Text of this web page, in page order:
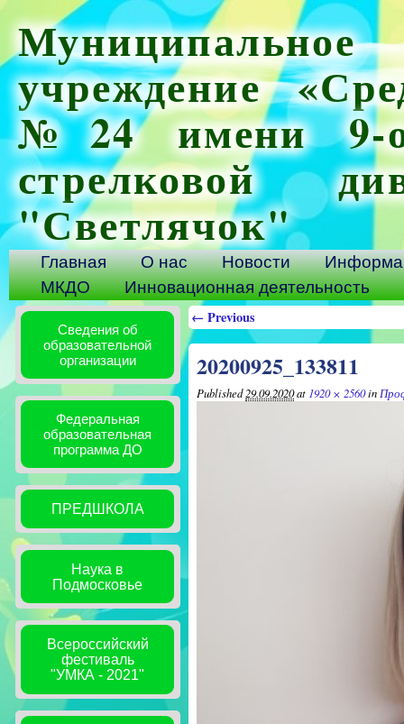
Муниципальное
учреждение
№24 имени 9-ой
стрелковой
"Светлячок"
Главная О нас Новости
МКДО
Инновационная деятельность
Сведения об
образовательной
организации
Федеральная
образовательная
программа ДО
ПРЕДШКОЛА
Наука в
Подмосковье
Всероссийский
фестиваль
"УМКА - 2021"
← Previous
20200925_133811
Published29.09.2020at 1920 × 2560in